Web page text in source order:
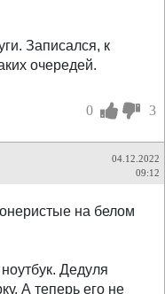
Записался, к
очередей.
0 3
04.12.2022
09:12
на белом
Дедуля
А теперь его не